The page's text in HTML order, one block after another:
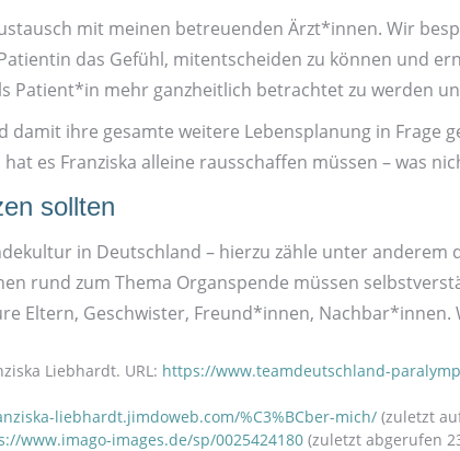
mit meinen betreuenden Ärzt*innen. Wir
das Gefühl, mit­entscheiden zu können und
Patient*in mehr ganzheitlich betrachtet zu werden
damit ihre gesamte weitere Lebens­planung in
es Franziska alleine raus­schaffen müssen – was
sollten
in Deutschland – hierzu zähle unter anderem
rund zum Thema Organ­spende müssen
Eltern, Geschwister, Freund*innen,
Liebhardt. URL: https://www.teamdeutschland-
liebhardt.jimdoweb.com/%C3%BCber-mich/ (zuletzt
www.imago-images.de/sp/0025424180 (zuletzt abgerufen